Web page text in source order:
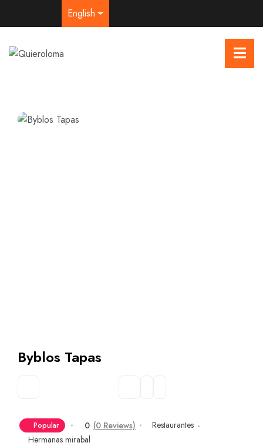
English
Byblos Tapas
Popular 0 (0 Reviews)
Restaurantes
Hermanas mirabal